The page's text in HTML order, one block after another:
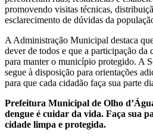
promovendo visitas técnicas,
esclarecimento de dúvidas da
A Administração Municipal destaca
dever de todos e que a participação da
para manter o município protegido. A
segue à disposição para orientações
para que cada cidadão faça sua parte
Prefeitura Municipal de Olho
dengue é cuidar da vida. Faça sua
cidade limpa e protegida.